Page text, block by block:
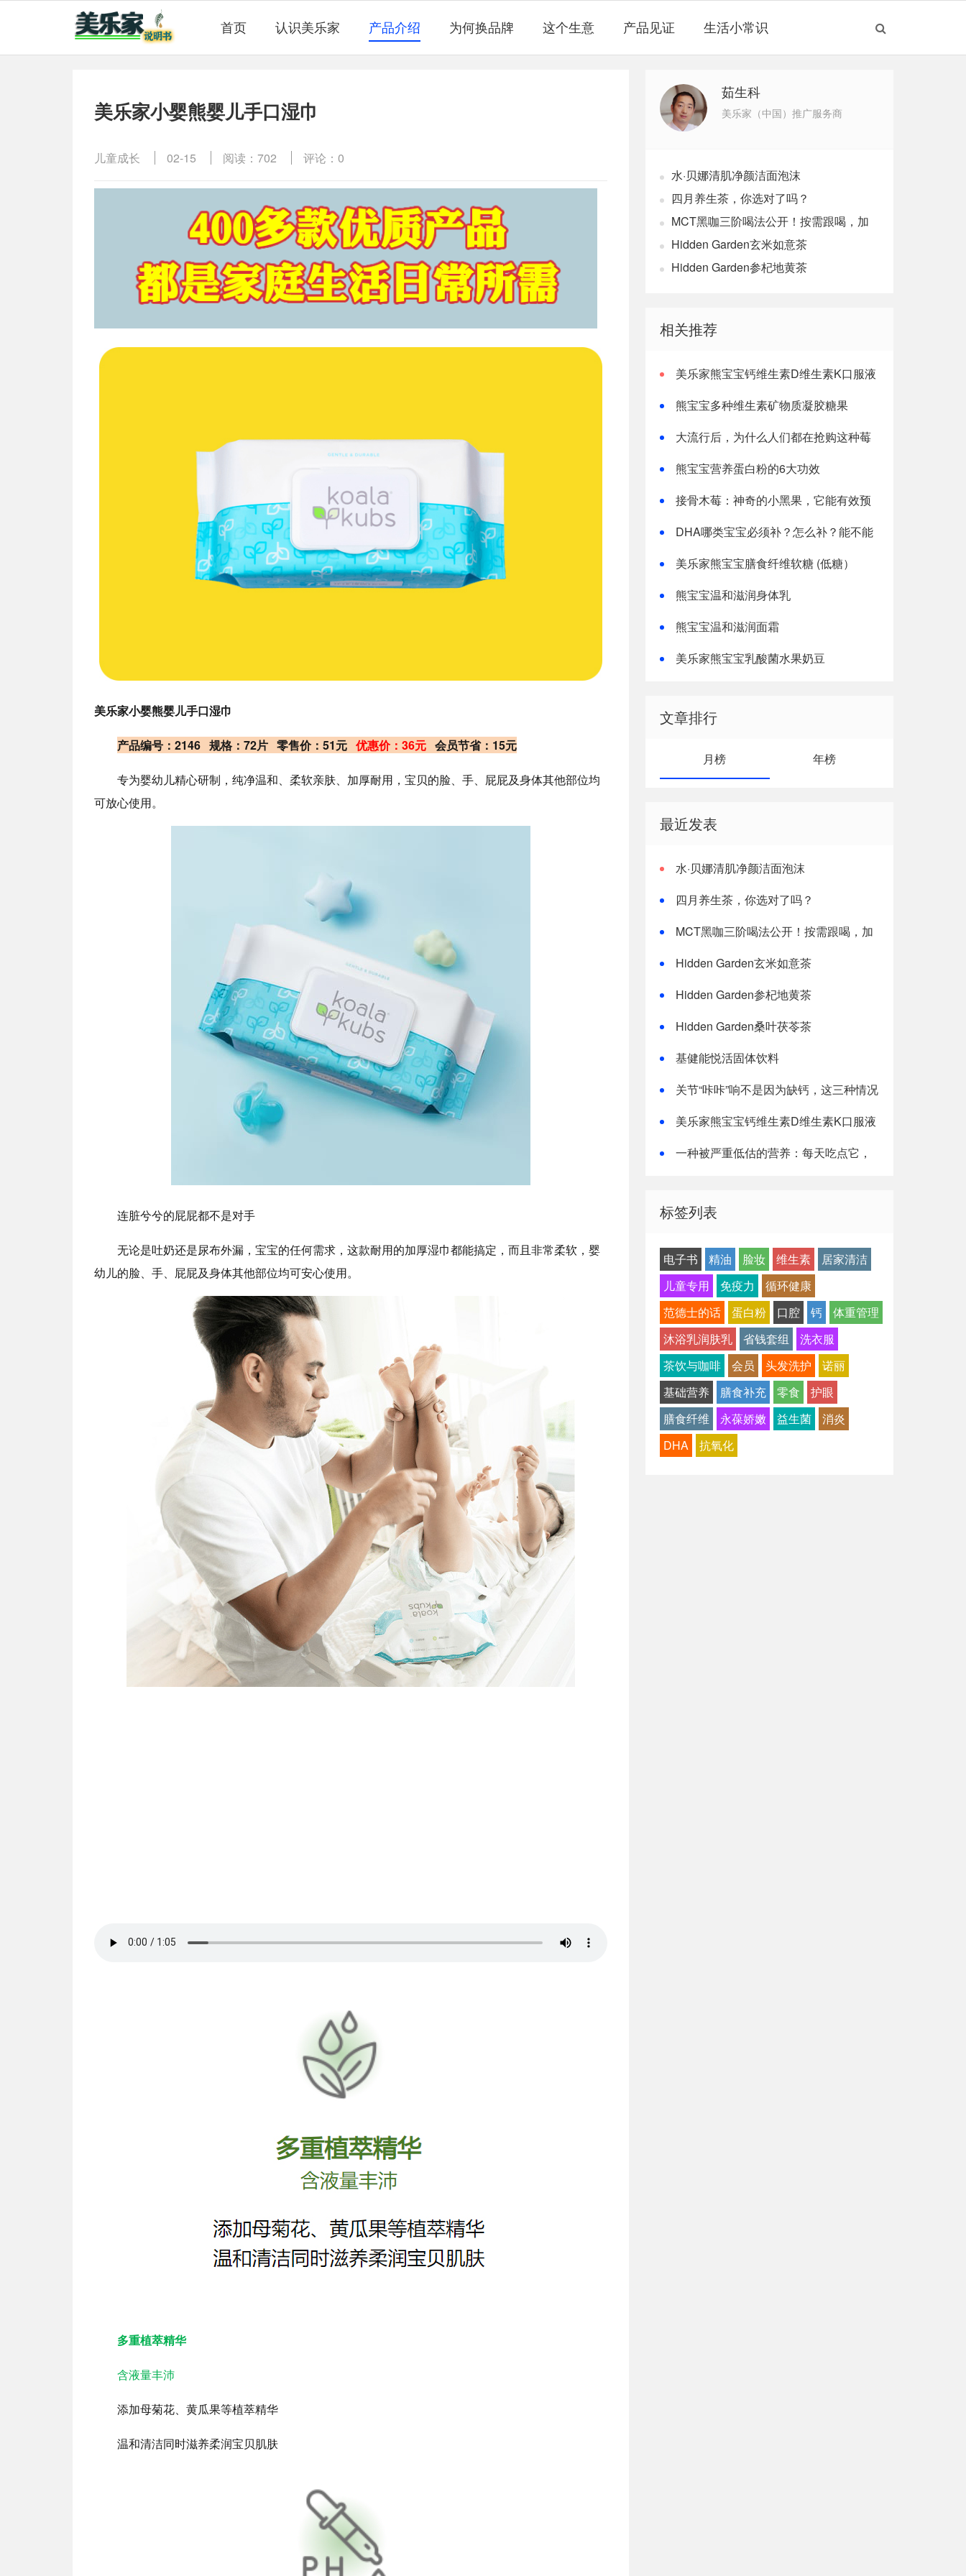
首页 认识美乐家 产品介绍 为何换品牌 这个生意 产品见证 生活小常识
美乐家小婴熊婴儿手口湿巾
儿童成长 02-15 阅读：702 评论：0
美乐家小婴熊婴儿手口湿巾
产品编号：2146 规格：72片 零售价：51元 优惠价：36元 会员节省：15元
专为婴幼儿精心研制，纯净温和、柔软亲肤、加厚耐用，宝贝的脸、手、屁屁及身体其他部位均
可放心使用。
连脏兮兮的屁屁都不是对手
无论是吐奶还是尿布外漏，宝宝的任何需求，这款耐用的加厚湿巾都能搞定，而且非常柔软，婴
幼儿的脸、手、屁屁及身体其他部位均可安心使用。
多重植萃精华
含液量丰沛
添加母菊花、黄瓜果等植萃精华
温和清洁同时滋养柔润宝贝肌肤
茹生科
美乐家（中国）推广服务商
水·贝娜清肌净颜洁面泡沫
四月养生茶，你选对了吗？
MCT黑咖三阶喝法公开！按需跟喝，加
速燃体
Hidden Garden玄米如意茶
Hidden Garden参杞地黄茶
相关推荐
美乐家熊宝宝钙维生素D维生素K口服液
熊宝宝多种维生素矿物质凝胶糖果
大流行后，为什么人们都在抢购这种莓
熊宝宝营养蛋白粉的6大功效
接骨木莓：神奇的小黑果，它能有效预
DHA哪类宝宝必须补？怎么补？能不能
美乐家熊宝宝膳食纤维软糖 (低糖）
熊宝宝温和滋润身体乳
熊宝宝温和滋润面霜
美乐家熊宝宝乳酸菌水果奶豆
文章排行
月榜 年榜
最近发表
水·贝娜清肌净颜洁面泡沫
四月养生茶，你选对了吗？
MCT黑咖三阶喝法公开！按需跟喝，加
Hidden Garden玄米如意茶
Hidden Garden参杞地黄茶
Hidden Garden桑叶茯苓茶
基健能悦活固体饮料
关节“咔咔”响不是因为缺钙，这三种情况
美乐家熊宝宝钙维生素D维生素K口服液
一种被严重低估的营养：每天吃点它，
标签列表
电子书 精油 脸妆 维生素
居家清洁
儿童专用
免疫力
循环健康
范德士的话
蛋白粉 口腔 钙
体重管理
沐浴乳润肤乳
省钱套组
洗衣服
茶饮与咖啡
会员 头发洗护
诺丽
基础营养
膳食补充 零食
护眼
膳食纤维
永葆娇嫩 益生菌
消炎
DHA
抗氧化